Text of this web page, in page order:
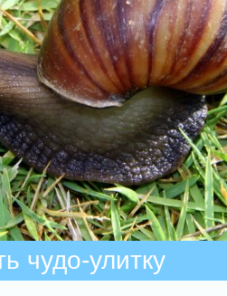
чудо-улитку